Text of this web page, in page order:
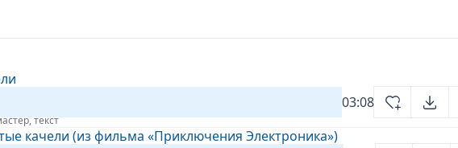
03:08
текст
качели (из фильма «Приключения Электроника»)